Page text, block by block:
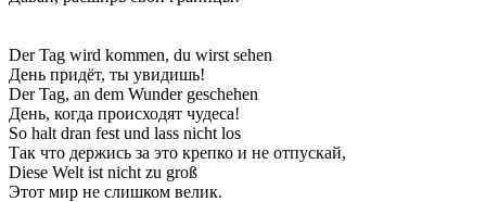
Der Tag wird kommen, du wirst sehen
День придёт, ты увидишь!
Der Tag, an dem Wunder geschehen
День, когда происходят чудеса!
So halt dran fest und lass nicht los
Так что держись за это крепко и не отпускай,
Diese Welt ist nicht zu groß
Этот мир не слишком велик.